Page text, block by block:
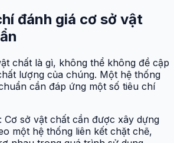
đánh giá cơ sở vật
chất là gì, không thể không đề cập
lượng của chúng. Một hệ thống
cần đáp ứng một số tiêu chí
Cơ sở vật chất cần được xây dựng
một hệ thống liên kết chặt chẽ,